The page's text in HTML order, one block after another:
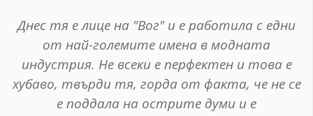
Днес тя е лице на "Вог" и е работила с едни
от най-големите имена в модната
индустрия. Не всеки е перфектен и това е
хубаво, твърди тя, горда от факта, че не се
е поддала на острите думи и е